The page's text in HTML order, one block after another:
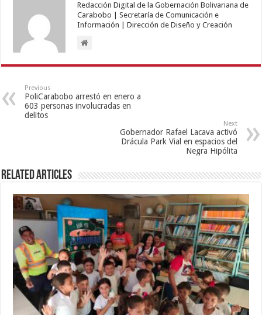
Redacción Digital de la Gobernación Bolivariana de
Carabobo | Secretaría de Comunicación e
Información | Dirección de Diseño y Creación
Previous
PoliCarabobo arrestó en enero a
603 personas involucradas en
delitos
Next
Gobernador Rafael Lacava activó
Drácula Park Vial en espacios del
Negra Hipólita
Related Articles